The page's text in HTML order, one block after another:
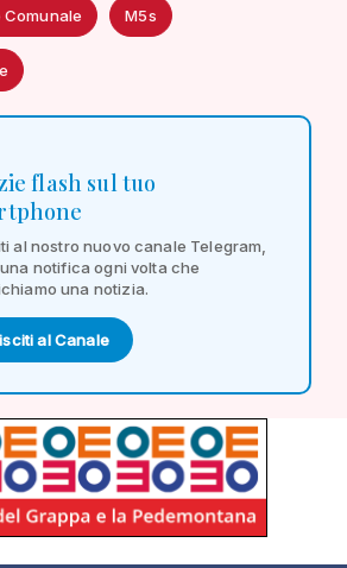
Comunale M5s
flash sul tuo
al nostro nuovo canale Telegram,
notifica ogni volta che
una notizia.
al Canale